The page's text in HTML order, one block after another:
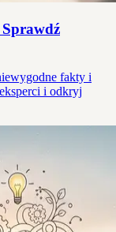
Sprawdź
fakty i
i odkryj